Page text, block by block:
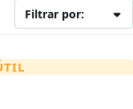
Filtrar por: